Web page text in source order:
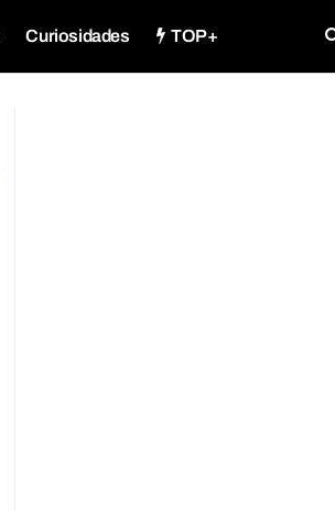
Curiosidades TOP+